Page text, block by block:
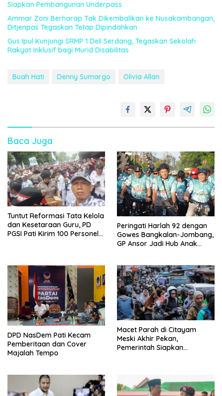
Siapkan Pembangunan Underpass
Ammar Zoni Berharap Tak Dikembalikan ke Nusakambangan,
Ditjenpas Tegaskan Tetap Dipindahkan
Gus Ipul Kunjungi SRMP 1 Deli Serdang, Tegaskan Sekolah
Rakyat Inklusif bagi Murid Disabilitas
Buah Hati Denny Sumargo Olivia Allan
Baca Juga
Tuntut Reformasi Tata Kelola
dan Kesetaraan Guru, PD
PGSI Pati Kirim 100 Personel
Peringati Harlah 92 dengan
Gowes Bangkalan-Jombang,
GP Ansor Jadi Hub Anak
DPD NasDem Pati Kecam
Pemberitaan dan Cover
Majalah Tempo
Macet Parah di Citayam
Meski Akhir Pekan,
Pemerintah Siapkan